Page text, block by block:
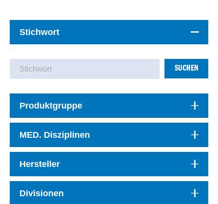
Stichwort
SUCHEN
Produktgruppe
MED. Disziplinen
Hersteller
Divisionen